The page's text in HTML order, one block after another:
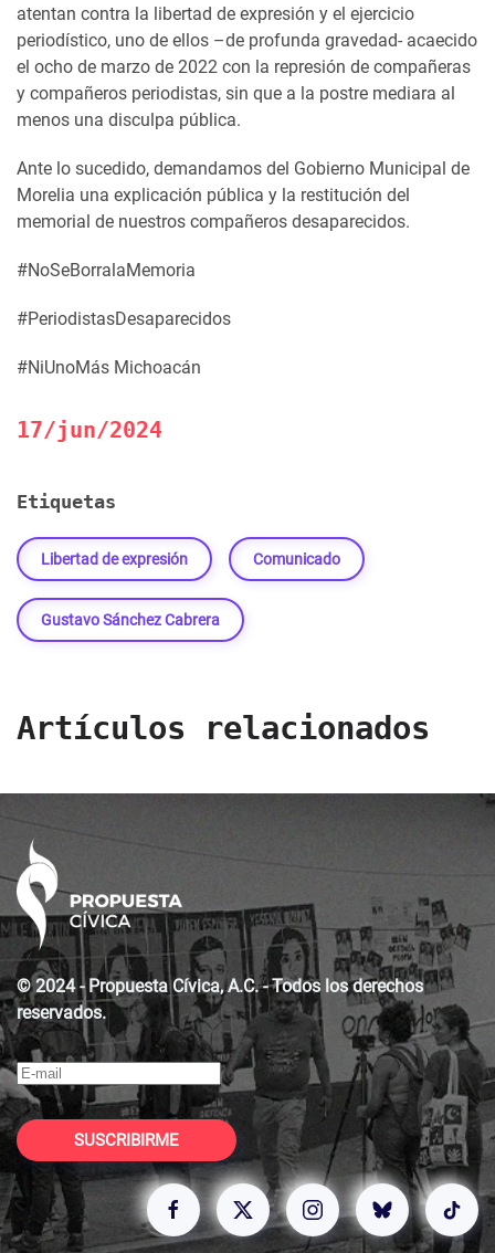
atentan contra la libertad de expresión y el ejercicio
periodístico, uno de ellos –de profunda gravedad- acaecido
el ocho de marzo de 2022 con la represión de compañeras
y compañeros periodistas, sin que a la postre mediara al
menos una disculpa pública.
Ante lo sucedido, demandamos del Gobierno Municipal de
Morelia una explicación pública y la restitución del
memorial de nuestros compañeros desaparecidos.
#NoSeBorralaMemoria
#PeriodistasDesaparecidos
#NiUnoMás Michoacán
17/jun/2024
Etiquetas
Libertad de expresión Comunicado
Gustavo Sánchez Cabrera
Artículos relacionados
© 2024 - Propuesta Cívica, A.C. - Todos los derechos
reservados.
SUSCRIBIRME